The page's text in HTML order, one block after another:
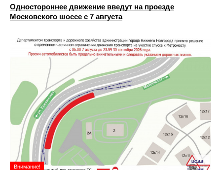
Одностороннее движение введут на проезде
Московского шоссе с 7 августа
Внимание!